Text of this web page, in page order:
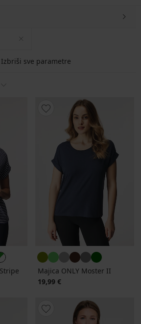
Izbriši sve parametre
Majica ONLY Moster II
19,99 €